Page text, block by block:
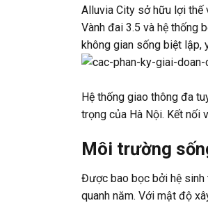
Alluvia City sở hữu lợi thế
Vành đai 3.5 và hệ thống
không gian sống biệt lập,
Hệ thống giao thông đa
trọng của Hà Nội. Kết nối
Môi trường
Được bao bọc bởi hệ sinh
quanh năm. Với mật độ